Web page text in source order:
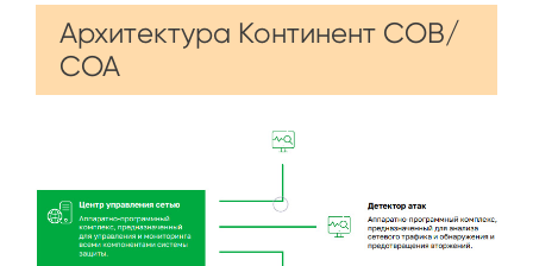
Архитектура Континент СОВ/
СОА